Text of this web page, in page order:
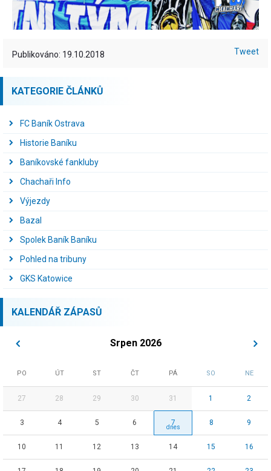
Publikováno: 19.10.2018 Tweet
KATEGORIE ČLÁNKŮ
FC Baník Ostrava
Historie Baníku
Baníkovské fankluby
Chachaři Info
Výjezdy
Bazal
Spolek Baník Baníku
Pohled na tribuny
GKS Katowice
KALENDÁŘ ZÁPASŮ
Srpen 2026
PO ÚT ST ČT PÁ SO NE
27 28 29 30 31 1 2
3 4 5 6 7 8 9
10 11 12 13 14 15 16